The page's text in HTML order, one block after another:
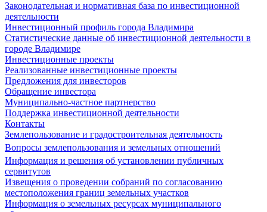
Законодательная и нормативная база по инвестиционной
деятельности
Инвестиционный профиль города Владимира
Статистические данные об инвестиционной деятельности в
городе Владимире
Инвестиционные проекты
Реализованные инвестиционные проекты
Предложения для инвесторов
Обращение инвестора
Муниципально-частное партнерство
Поддержка инвестиционной деятельности
Контакты
Землепользование и градостроительная деятельность
Вопросы землепользования и земельных отношений
Информация и решения об установлении публичных
сервитутов
Извещения о проведении собраний по согласованию
местоположения границ земельных участков
Информация о земельных ресурсах муниципального